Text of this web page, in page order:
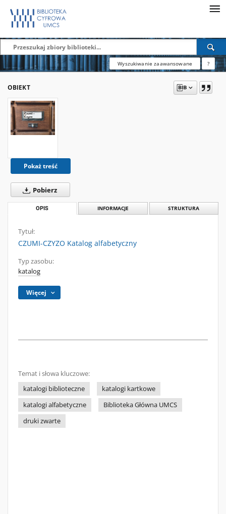
Wyszukiwanie zaawansowane ?
OBIEKT
Pokaż treść
Pobierz
OPIS INFORMACJE STRUKTURA
Tytuł:
CZUMI-CZYZO Katalog alfabetyczny
Typ zasobu:
katalog
Więcej
Temat i słowa kluczowe:
katalogi biblioteczne
katalogi kartkowe
katalogi alfabetyczne
Biblioteka Główna UMCS
druki zwarte